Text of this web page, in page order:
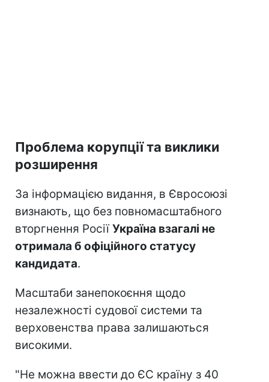
Проблема корупції та виклики
розширення
За інформацією видання, в Євросоюзі
визнають, що без повномасштабного
вторгнення РосіїУкраїна взагалі не
отримала б офіційного статусу
кандидата.
Масштаби занепокоєння щодо
незалежності судової системи та
верховенства права залишаються
високими.
"Не можна ввести до ЄС країну з 40